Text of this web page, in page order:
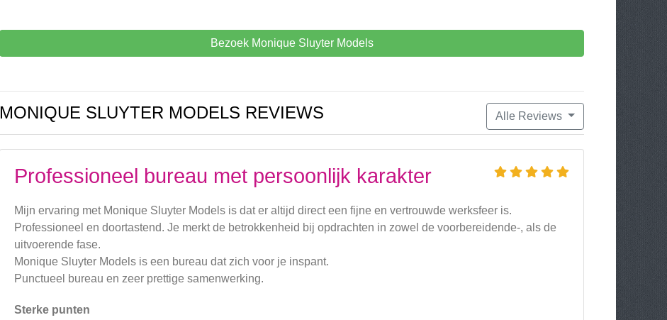
Bezoek Monique Sluyter Models
Alle Reviews
MONIQUE SLUYTER MODELS REVIEWS
Professioneel bureau met persoonlijk karakter
Mijn ervaring met Monique Sluyter Models is dat er altijd direct een fijne en vertrouwde werksfeer is.
Professioneel en doortastend. Je merkt de betrokkenheid bij opdrachten in zowel de voorbereidende-, als de
uitvoerende fase.
Monique Sluyter Models is een bureau dat zich voor je inspant.
Punctueel bureau en zeer prettige samenwerking.
Sterke punten